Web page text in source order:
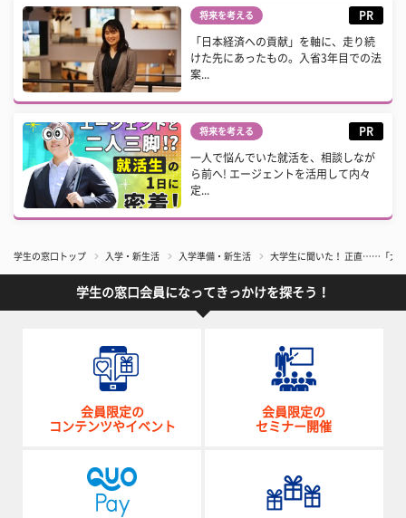
将来を考える PR
「日本経済への貢献」を軸に、走り続
けた先にあったもの。入省3年目での法
案...
将来を考える PR
一人で悩んでいた就活を、相談しなが
ら前へ! エージェントを活用して内々
定...
学生の窓口トップ 入学・新生活 入学準備・新生活 大学生に聞いた！ 正直……「大
学生の窓口会員になってきっかけを探そう！
会員限定の
コンテンツやイベント
会員限定の
セミナー開催